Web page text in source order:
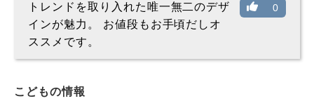
0
トレンドを取り入れた唯一無二のデザ
インが魅力。 お値段もお手頃だしオ
ススメです。
こどもの情報